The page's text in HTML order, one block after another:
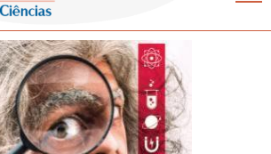
Navegação
principal
Mobile